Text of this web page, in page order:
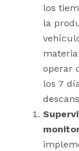
los
la
operar
los 7